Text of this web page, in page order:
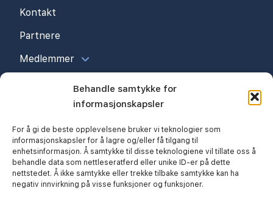
Behandle samtykke for
informasjonskapsler
For å gi de beste opplevelsene bruker vi teknologier som
informasjonskapsler for å lagre og/eller få tilgang til
enhetsinformasjon. Å samtykke til disse teknologiene vil tillate oss å
behandle data som nettleseratferd eller unike ID-er på dette
nettstedet. Å ikke samtykke eller trekke tilbake samtykke kan ha
negativ innvirkning på visse funksjoner og funksjoner.
Kontakt
Partnere
Medlemmer
© 2026 Kristiansand Byggmesterforening